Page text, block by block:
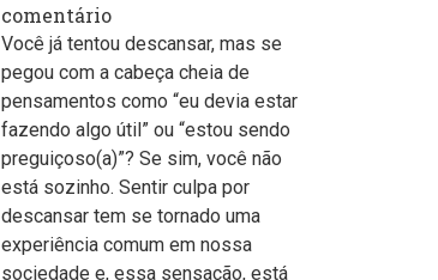
comentário
Você já tentou descansar, mas se
pegou com a cabeça cheia de
pensamentos como “eu devia estar
fazendo algo útil” ou “estou sendo
preguiçoso(a)”? Se sim, você não
está sozinho. Sentir culpa por
descansar tem se tornado uma
experiência comum em nossa
sociedade e, essa sensação, está